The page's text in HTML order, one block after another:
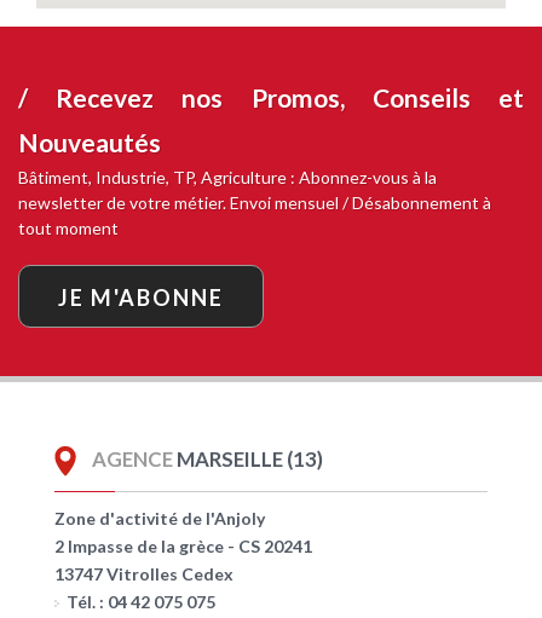
/ Recevez nos Promos, Conseils et
Nouveautés
Bâtiment, Industrie, TP, Agriculture : Abonnez-vous à la
newsletter de votre métier. Envoi mensuel / Désabonnement à
tout moment
JE M'ABONNE
AGENCEMARSEILLE (13)
Zone d'activité de l'Anjoly
2 Impasse de la grèce - CS 20241
13747 Vitrolles Cedex
Tél. : 04 42 075 075